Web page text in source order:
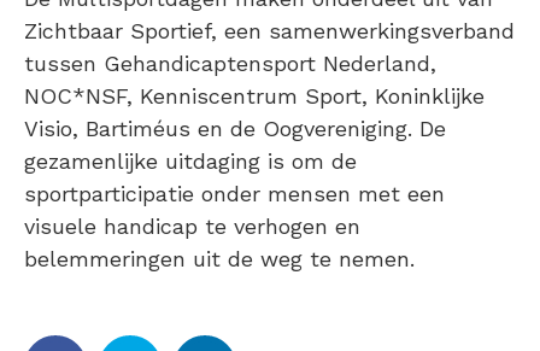
Zichtbaar Sportief, een samenwerkingsverband
tussen Gehandicaptensport Nederland,
NOC*NSF, Kenniscentrum Sport, Koninklijke
Visio, Bartiméus en de Oogvereniging. De
gezamenlijke uitdaging is om de
sportparticipatie onder mensen met een
visuele handicap te verhogen en
belemmeringen uit de weg te nemen.